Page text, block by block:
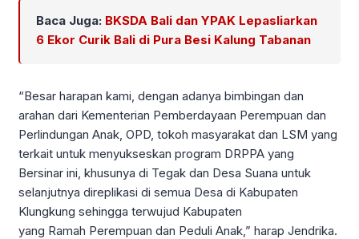
Baca Juga: BKSDA Bali dan YPAK Lepasliarkan
6 Ekor Curik Bali di Pura Besi Kalung Tabanan
“Besar harapan kami, dengan adanya bimbingan dan
arahan dari Kementerian Pemberdayaan Perempuan dan
Perlindungan Anak, OPD, tokoh masyarakat dan LSM yang
terkait untuk menyukseskan program DRPPA yang
Bersinar ini, khusunya di Tegak dan Desa Suana untuk
selanjutnya direplikasi di semua Desa di Kabupaten
Klungkung sehingga terwujud Kabupaten
yang Ramah Perempuan dan Peduli Anak,” harap Jendrika.